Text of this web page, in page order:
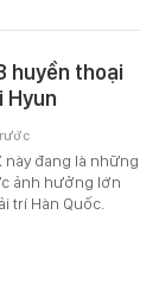
huyền thoại
Hyun
này đang là những
ảnh hưởng lớn
trí Hàn Quốc.